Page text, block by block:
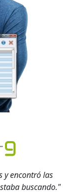
y encontró las
buscando."